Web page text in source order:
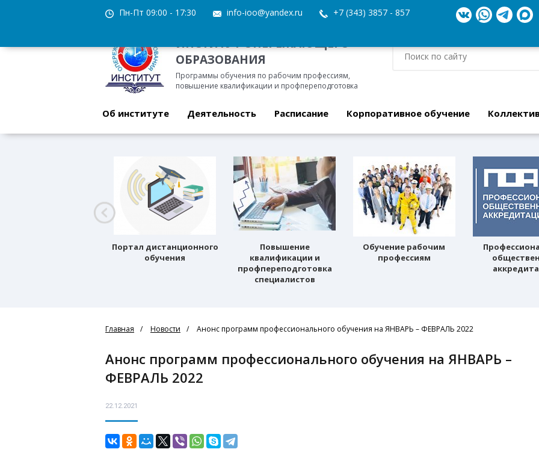
Пн-Пт 09:00 - 17:30 info-ioo@yandex.ru +7 (343) 3857 - 857
ИНСТИТУТ ОПЕРЕЖАЮЩЕГО
ОБРАЗОВАНИЯ
Программы обучения по рабочим профессиям,
повышение квалификации и профпереподготовка
Об институте Деятельность Расписание Корпоративное обучение
Портал дистанционного
обучения
Повышение
квалификации и
профпереподготовка
специалистов
Обучение рабочим
профессиям
Главная Новости Анонс программ профессионального обучения на ЯНВАРЬ – ФЕВРАЛЬ 2022
Анонс программ профессионального обучения на ЯНВАРЬ –
ФЕВРАЛЬ 2022
22.12.2021